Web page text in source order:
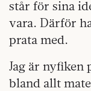
står för sina
vara. Därför
prata med.
Jag är nyfiken
bland allt